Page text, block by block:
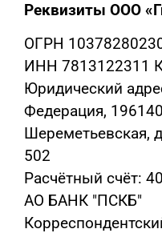
Реквизиты ООО
ОГРН
ИНН 7813122311
Юридический
Федерация,
Шереметьевская,
502
Расчётный счёт:
АО БАНК "ПСКБ"